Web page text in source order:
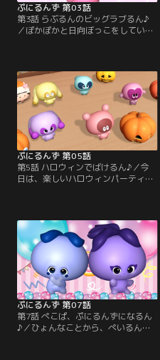
ぷにるんず 第03話
第3話 らぶるんのビッグラブるん♪
／ぽかぽかと日向ぼっこをしている
きたらしい。その後も、どんどん増
えていくべびぷにを、一生懸命お世
話をするあいるんたち。ゆかもぷっ
きんぐで食べ物を作って手伝うが、
べびぷには増える一方で……。
ぷにるんず 第05話
第5話 ハロウィンでばけるん♪／今
日は、楽しいハロウィンパーティ
あいるんたち。しかし、楽しそうな
ぷにるんずを見つめる怪しい影
が……。その正体は、とてもめずら
しいぷにるんず『ばけるん』だっ
た。
ぷにるんず 第07話
第7話 ぺこぱ、ぷにるんずになるん
♪／ひょんなことから、ぺいるんと